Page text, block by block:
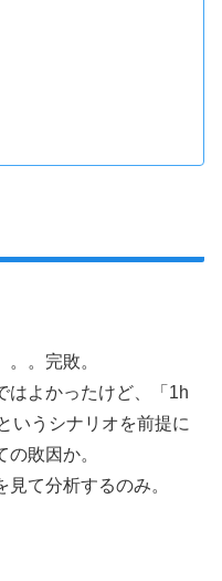
。完敗。
はよかったけど、「1h
いうシナリオを前提に
敗因か。
て分析するのみ。